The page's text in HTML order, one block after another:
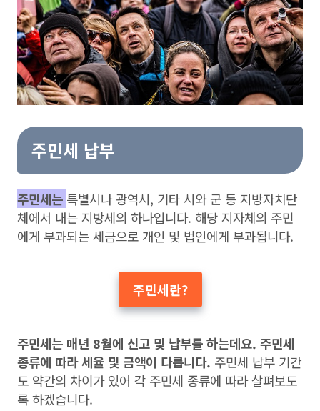
주민세 납부
주민세는 특별시나 광역시, 기타 시와 군 등 지방자치단
체에서 내는 지방세의 하나입니다. 해당 지자체의 주민
에게 부과되는 세금으로 개인 및 법인에게 부과됩니다.
주민세란?
주민세는 매년 8월에 신고 및 납부를 하는데요. 주민세
종류에 따라 세율 및 금액이 다릅니다. 주민세 납부 기간
도 약간의 차이가 있어 각 주민세 종류에 따라 살펴보도
록 하겠습니다.